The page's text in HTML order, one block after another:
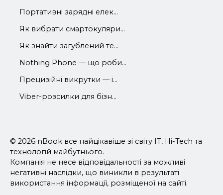
Портативні зарядні елек...
Як вибрати смартокуляри...
Як знайти загублений те...
Nothing Phone — що роби...
Прецизійні викрутки — і...
Viber-розсилки для бізн...
© 2026 nBook все найцікавіше зі світу IT, Hi-Tech та
технологій майбутнього.
Компанія не несе відповідальності за можливі
негативні наслідки, що виникли в результаті
використання інформації, розміщеної на сайті.